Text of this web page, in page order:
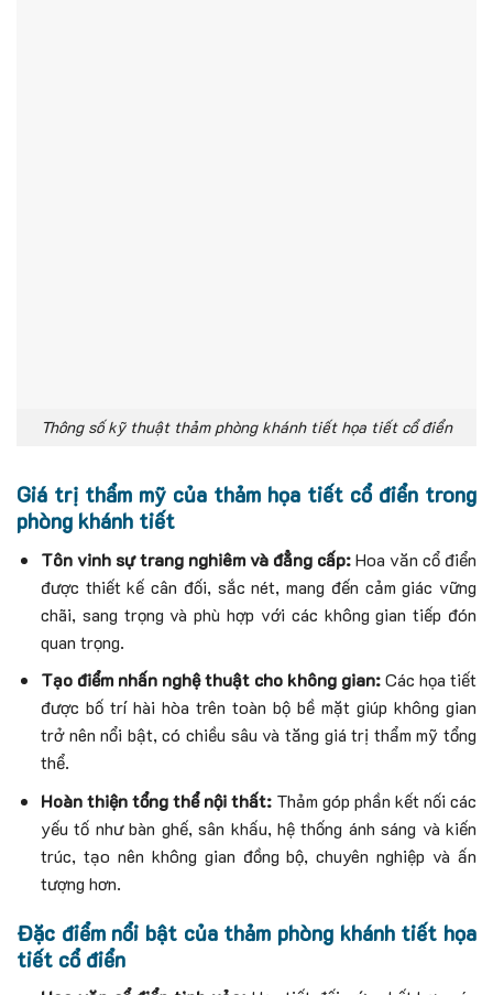
Thông số kỹ thuật thảm phòng khánh tiết họa tiết cổ điển
Giá trị thẩm mỹ của thảm họa tiết cổ điển trong
phòng khánh tiết
Tôn vinh sự trang nghiêm và đẳng cấp:Hoa văn cổ điển
được thiết kế cân đối, sắc nét, mang đến cảm giác vững
chãi, sang trọng và phù hợp với các không gian tiếp đón
quan trọng.
Tạo điểm nhấn nghệ thuật cho không gian:Các họa tiết
được bố trí hài hòa trên toàn bộ bề mặt giúp không gian
trở nên nổi bật, có chiều sâu và tăng giá trị thẩm mỹ tổng
thể.
Hoàn thiện tổng thể nội thất: Thảm góp phần kết nối các
yếu tố như bàn ghế, sân khấu, hệ thống ánh sáng và kiến
trúc, tạo nên không gian đồng bộ, chuyên nghiệp và ấn
tượng hơn.
Đặc điểm nổi bật của thảm phòng khánh tiết họa
tiết cổ điển